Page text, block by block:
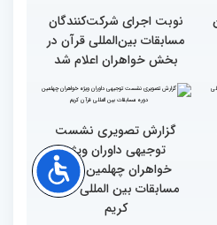
جزئیات اولین روز رقابت
بین‌المللی قرآن کریم
نوبت اجرای شرکت‌کنندگان
مسابقات بین‌المللی قرآن در